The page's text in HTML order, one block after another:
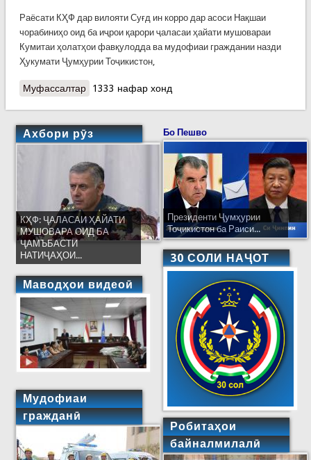
Раёсати КҲФ дар вилояти Суғд ин корро дар асоси Нақшаи
чорабиниҳо оид ба иҷрои қарори ҷаласаи ҳайати мушовараи
Кумитаи ҳолатҳои фавқулодда ва мудофиаи граждании назди
Ҳукумати Ҷумҳурии Тоҷикистон,
Муфассалтаро Роҳандозии корҳои таблиғотӣ дар соҳили Сир
1333 нафар хонд
Ахбори рӯз
КҲФ: ҶАЛАСАИ ҲАЙАТИ
МУШОВАРА ОИД БА
ҶАМЪБАСТИ
НАТИҶАҲОИ...
Маводҳои видеоӣ
Мудофиаи
гражданӣ
Бо Пешво
Президенти Ҷумҳурии
Тоҷикистон ба Раиси...
30 СОЛИ НАҶОТ
Робитаҳои
байналмилалӣ